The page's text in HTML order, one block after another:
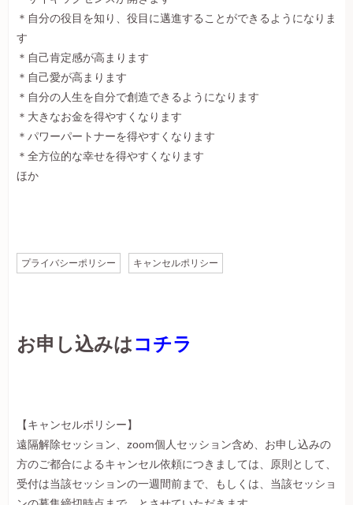
＊自分の役目を知り、役目に邁進することができるようになりま
す
＊自己肯定感が高まります
＊自己愛が高まります
＊自分の人生を自分で創造できるようになります
＊大きなお金を得やすくなります
＊パワーパートナーを得やすくなります
＊全方位的な幸せを得やすくなります
ほか
プライバシーポリシー キャンセルポリシー
お申し込みはコチラ
【キャンセルポリシー】
遠隔解除セッション、zoom個人セッション含め、お申し込みの
方のご都合によるキャンセル依頼につきましては、原則として、
受付は当該セッションの一週間前まで、もしくは、当該セッショ